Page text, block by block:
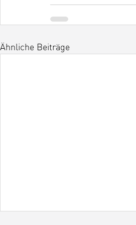
Ähnliche Beiträge